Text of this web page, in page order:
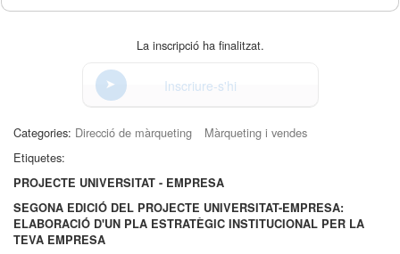
La inscripció ha finalitzat.
Inscriure-s'hi
Categories: Direcció de màrqueting
Màrqueting i vendes
Etiquetes:
PROJECTE UNIVERSITAT - EMPRESA
SEGONA EDICIÓ DEL PROJECTE UNIVERSITAT-EMPRESA:
ELABORACIÓ D'UN PLA ESTRATÈGIC INSTITUCIONAL PER LA
TEVA EMPRESA